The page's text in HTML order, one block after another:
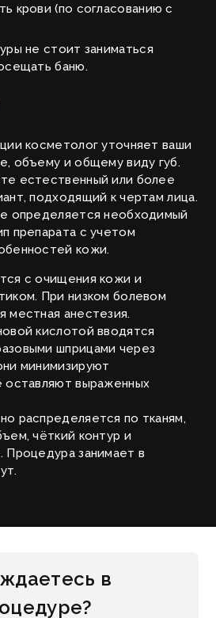
крови (по согласованию с
не стоит заниматься
баню.
косметолог уточняет ваши
объему и общему виду губ.
естественный или более
подходящий к чертам лица.
определяется необходимый
препарата с учетом
кожи.
с очищения кожи и
При низком болевом
местная анестезия.
кислотой вводятся
шприцами через
минимизируют
оставляют выраженных
распределяется по тканям,
чёткий контур и
Процедура занимает в
в